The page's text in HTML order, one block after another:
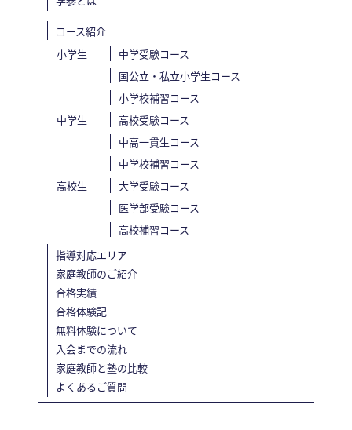
コース紹介
小学生
中学受験コース
国公立・私立小学生コース
小学校補習コース
中学生
高校受験コース
中高一貫生コース
中学校補習コース
高校生
大学受験コース
医学部受験コース
高校補習コース
指導対応エリア
家庭教師のご紹介
合格実績
合格体験記
無料体験について
入会までの流れ
家庭教師と塾の比較
よくあるご質問